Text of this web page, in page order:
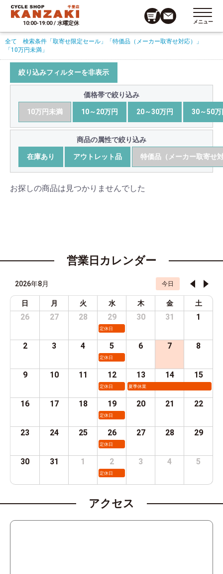
10:00-19:00 / 水曜定休 メニュー
全て 検索条件 「取寄せ限定セール」
「特価品（メーカー取寄せ対応）」
「10万円未満」
絞り込みフィルターを非表示
価格帯で絞り込み
10万円未満 10～20万円 20～30万円 30～50万
商品の属性で絞り込み
在庫あり アウトレット品 特価品（メーカー取寄せ
お探しの商品は見つかりませんでした
営業日カレンダー
2026年8月 今日
日 月 火 水 木 金 土
26 27 28 29
定休日
30 31 1
2 3 4 5
定休日
6 7 8
9 10 11 12
定休日
13
夏季休業
14 15
16 17 18 19
定休日
20 21 22
23 24 25 26
定休日
27 28 29
30 31 1 2
定休日
3 4 5
アクセス